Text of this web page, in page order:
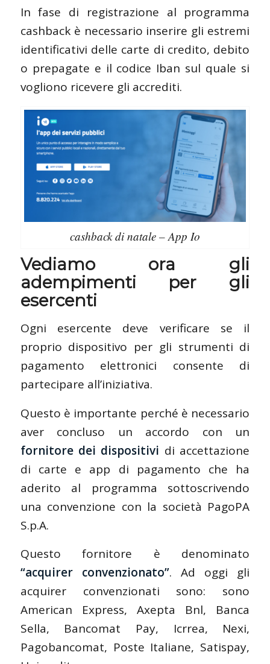
In fase di registrazione al programma
cashback è necessario inserire gli estremi
identificativi delle carte di credito, debito
o prepagate e il codice Iban sul quale si
vogliono ricevere gli accrediti.
cashback di natale – App Io
Vediamo ora gli
adempimenti per gli
esercenti
Ogni esercente deve verificare se il
proprio dispositivo per gli strumenti di
pagamento elettronici consente di
partecipare all’iniziativa.
Questo è importante perché è necessario
aver concluso un accordo con un
fornitore dei dispositivi di accettazione
di carte e app di pagamento che ha
aderito al programma sottoscrivendo
una convenzione con la società PagoPA
S.p.A.
Questo fornitore è denominato
“acquirer convenzionato”. Ad oggi gli
acquirer convenzionati sono: sono
American Express, Axepta Bnl, Banca
Sella, Bancomat Pay, Icrrea, Nexi,
Pagobancomat, Poste Italiane, Satispay,